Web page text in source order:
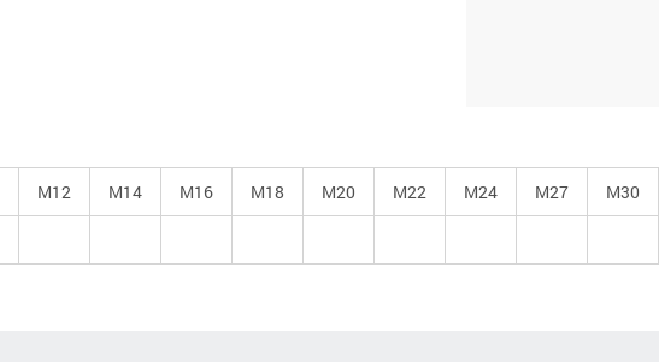
М12 М14 М16 М18 М20 М22 М24 М27 М30